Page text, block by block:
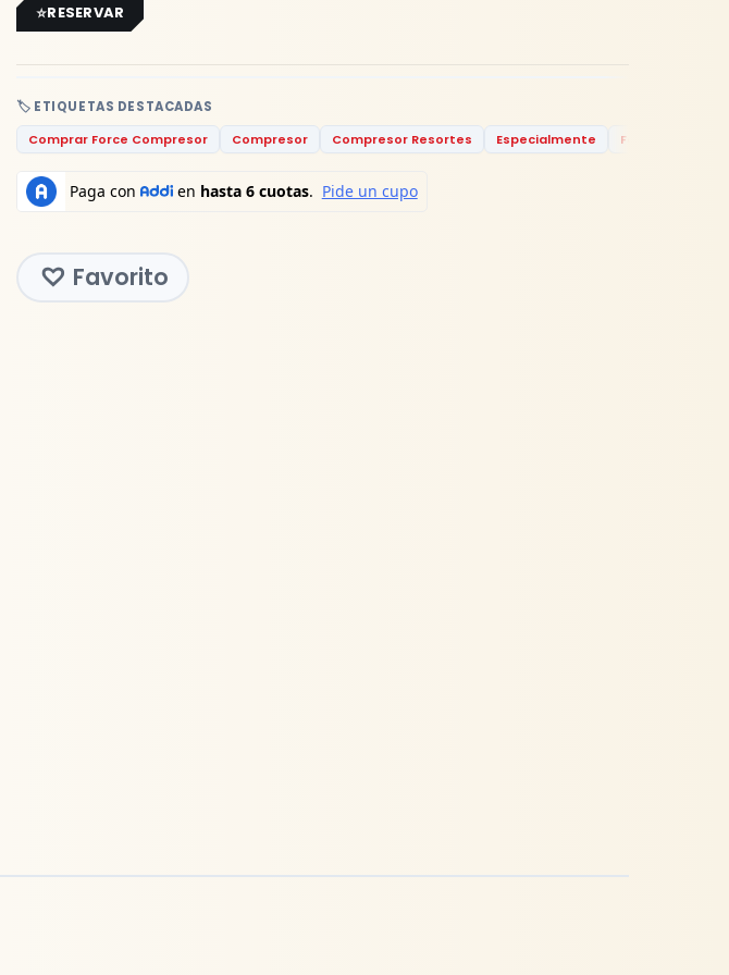
🏷️ ETIQUETAS DESTACADAS
Comprar Force Compresor
Compresor Compresor Resortes Especialmente Ferretería
RESERVAR
Favorito